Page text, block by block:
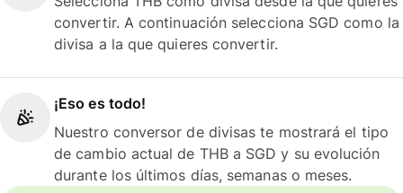
convertir. A continuación selecciona SGD como la
divisa a la que quieres convertir.
¡Eso es todo!
Nuestro conversor de divisas te mostrará el tipo
de cambio actual de THB a SGD y su evolución
durante los últimos días, semanas o meses.